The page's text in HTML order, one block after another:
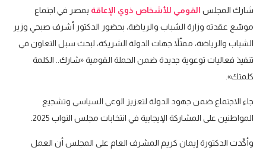
شارك المجلس القومي للأشخاص ذوي الإعاقة بمصر في اجتماع
موسّع عقدته وزارة الشباب والرياضة، بحضور الدكتور أشرف صبحي وزير
الشباب والرياضة، ممثّلاً جهات الدولة الشريكة، لبحث سبل التعاون في
تنفيذ فعاليات توعوية جديدة ضمن الحملة القومية «شارك.. الكلمة
كلمتك».
جاء الاجتماع ضمن جهود الدولة لتعزيز الوعي السياسي وتشجيع
المواطنين على المشاركة الإيجابية في انتخابات مجلس النواب 2025.
وأكّدت الدكتورة إيمان كريم المشرف العام على المجلس أن العمل